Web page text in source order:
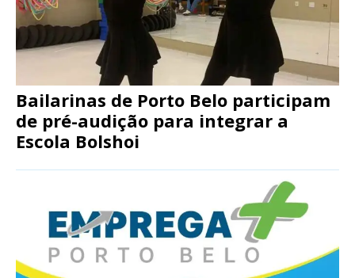
Bailarinas de Porto Belo participam
de pré-audição para integrar a
Escola Bolshoi